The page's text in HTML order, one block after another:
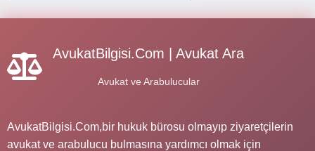
AvukatBilgisi.Com | Avukat Ara
Avukat ve Arabulucular
AvukatBilgisi.Com,bir hukuk bürosu olmayıp ziyaretçilerin
avukat ve arabulucu bulmasına yardımcı olmak için